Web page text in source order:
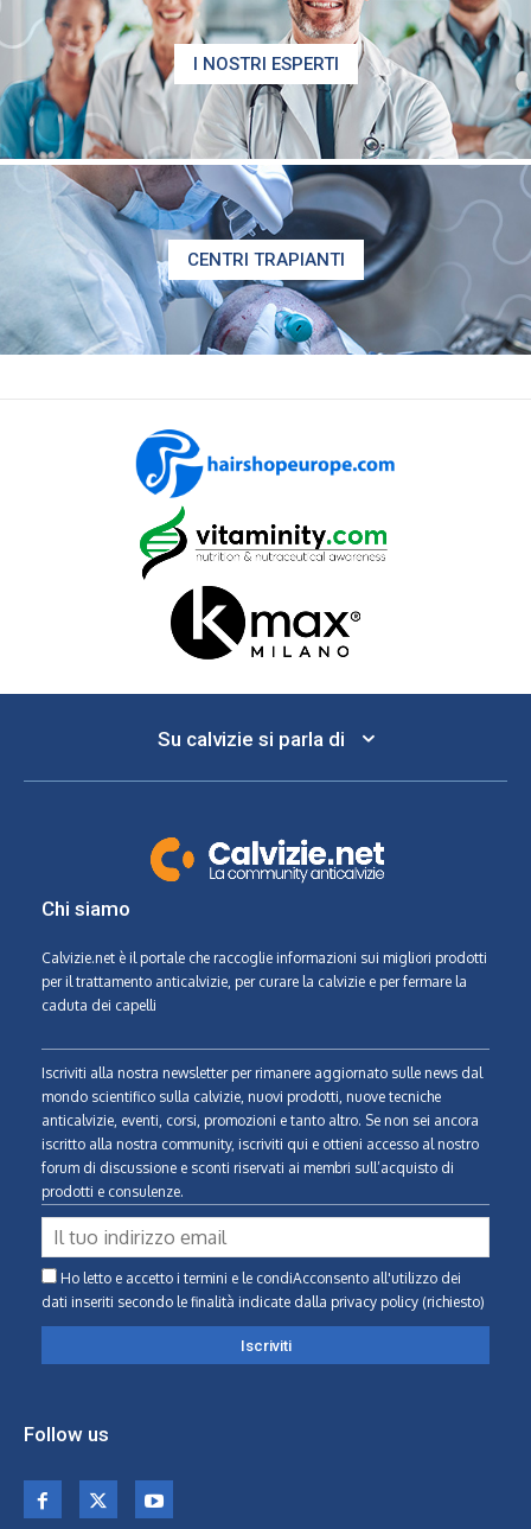
I NOSTRI ESPERTI
CENTRI TRAPIANTI
Su calvizie si parla di
Chi siamo
Calvizie.net è il portale che raccoglie informazioni sui migliori prodotti
per il trattamento anticalvizie, per curare la calvizie e per fermare la
caduta dei capelli
Iscriviti alla nostra newsletter per rimanere aggiornato sulle news dal
mondo scientifico sulla calvizie, nuovi prodotti, nuove tecniche
anticalvizie, eventi, corsi, promozioni e tanto altro. Se non sei ancora
iscritto alla nostra community, iscriviti qui e ottieni accesso al nostro
forum di discussione e sconti riservati ai membri sull’acquisto di
prodotti e consulenze.
Ho letto e accetto i termini e le condiAcconsento all'utilizzo dei
dati inseriti secondo le finalità indicate dalla privacy policy (richiesto)
Follow us